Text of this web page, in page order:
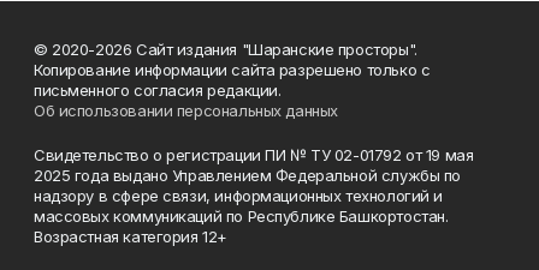
© 2020-2026 Сайт издания "Шаранские просторы".
Копирование информации сайта разрешено только с
письменного согласия редакции.
Об использовании персональных данных
Свидетельство о регистрации ПИ № ТУ 02-01792 от 19 мая
2025 года выдано Управлением Федеральной службы по
надзору в сфере связи, информационных технологий и
массовых коммуникаций по Республике Башкортостан.
Возрастная категория 12+